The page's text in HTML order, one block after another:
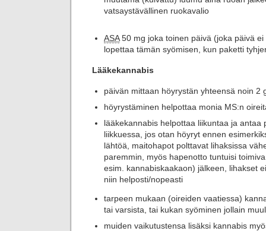
vatsaystävällinen ruokavalio
ASA50 mg joka toinen päivä (joka päivä
lopettaa tämän syömisen, kun paketti
Lääkekannabis
päivän mittaan höyrystän yhteensä noin 2
höyrystäminen helpottaa monia MS:n
lääkekannabis helpottaa liikuntaa ja antaa
liikkuessa, jos otan höyryt ennen
lähtöä, maitohapot polttavat lihaksissa
paremmin, myös hapenotto tuntuisi
esim. kannabiskaakaon) jälkeen, lihakset
niin helposti/nopeasti
tarpeen mukaan (oireiden vaatiessa)
tai varsista, tai kukan syöminen jollain
muiden vaikutustensa lisäksi kannabis